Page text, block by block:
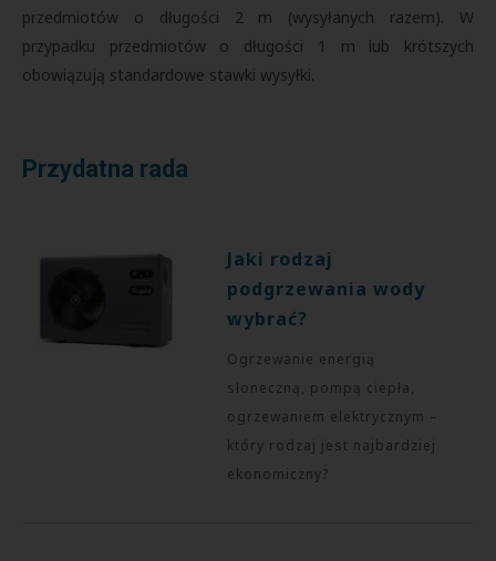
przedmiotów o długości 2 m (wysyłanych razem). W
przypadku przedmiotów o długości 1 m lub krótszych
obowiązują standardowe stawki wysyłki.
Przydatna rada
Jaki rodzaj
podgrzewania wody
wybrać?
Ogrzewanie energią
słoneczną, pompą ciepła,
ogrzewaniem elektrycznym –
który rodzaj jest najbardziej
ekonomiczny?